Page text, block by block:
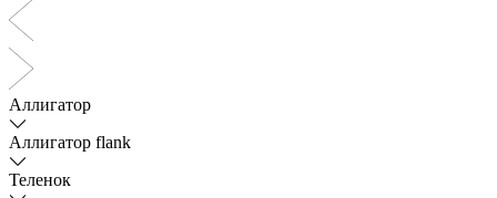
Аллигатор
Аллигатор flank
Теленок